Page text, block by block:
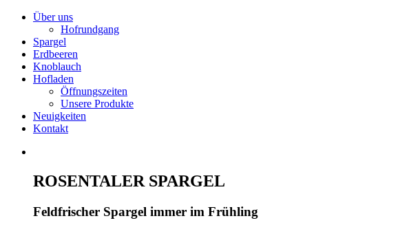
Über uns
Hofrundgang
Spargel
Erdbeeren
Knoblauch
Hofladen
Öffnungszeiten
Unsere Produkte
Neuigkeiten
Kontakt
ROSENTALER SPARGEL
Feldfrischer Spargel immer im Frühling